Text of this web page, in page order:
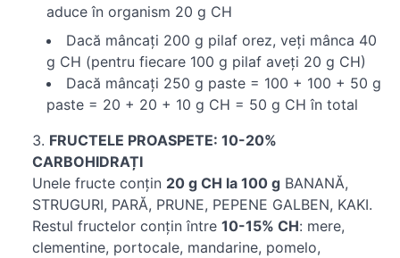
aduce în organism 20 g CH
Dacă mâncați 200 g pilaf orez, veți mânca 40
g CH (pentru fiecare 100 g pilaf aveți 20 g CH)
Dacă mâncați 250 g paste = 100 + 100 + 50 g
paste = 20 + 20 + 10 g CH = 50 g CH în total
FRUCTELE PROASPETE: 10-20%
CARBOHIDRAȚI
Unele fructe conțin 20 g CH la 100 g BANANĂ,
STRUGURI, PARĂ, PRUNE, PEPENE GALBEN, KAKI.
Restul fructelor conțin între 10-15% CH: mere,
clementine, portocale, mandarine, pomelo,